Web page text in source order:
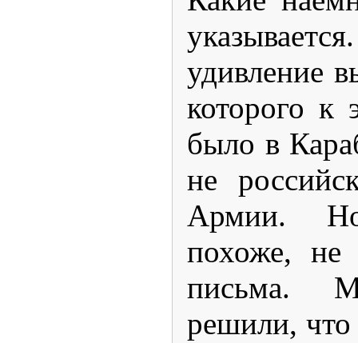
удивление
которого к
было в
не
Армии.
похоже, не
письма.
решили, что